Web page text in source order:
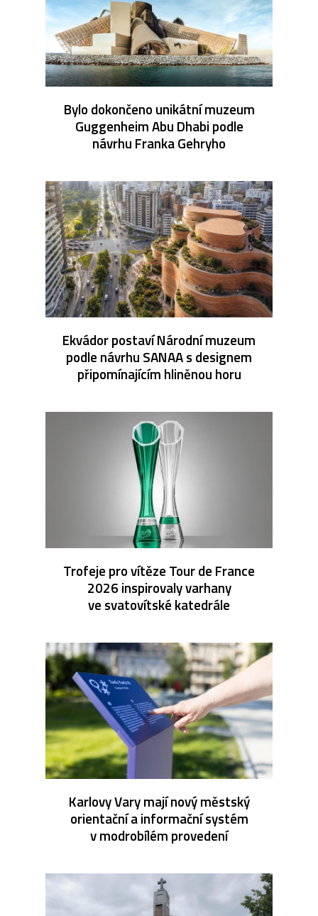
Bylo dokončeno unikátní muzeum
Guggenheim Abu Dhabi podle
návrhu Franka Gehryho
Ekvádor postaví Národní muzeum
podle návrhu SANAA s designem
připomínajícím hliněnou horu
Trofeje pro vítěze Tour de France
2026 inspirovaly varhany
ve svatovítské katedrále
Karlovy Vary mají nový městský
orientační a informační systém
v modrobílém provedení